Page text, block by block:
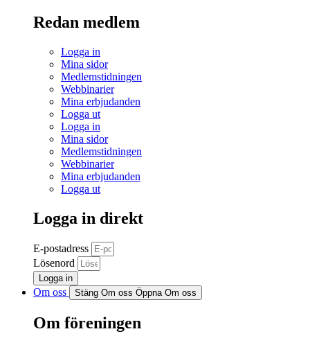
Redan medlem
Logga in
Mina sidor
Medlemstidningen
Webbinarier
Mina erbjudanden
Logga ut
Logga in
Mina sidor
Medlemstidningen
Webbinarier
Mina erbjudanden
Logga ut
Logga in direkt
E-postadress
Lösenord
Logga in
Om oss Stäng Om oss Öppna Om oss
Om föreningen